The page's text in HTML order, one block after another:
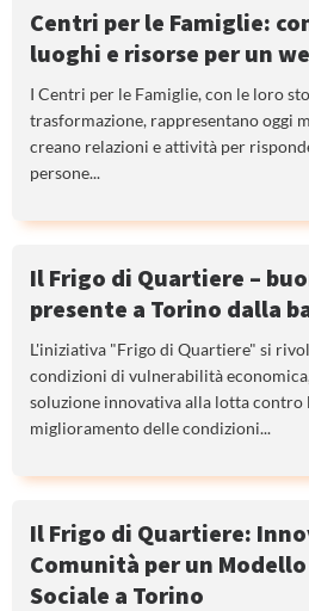
Centri per le Famiglie:
luoghi e risorse per un
I Centri per le Famiglie, con le loro
trasformazione, rappresentano oggi
creano relazioni e attività per
persone...
Il Frigo di Quartiere –
presente a Torino dalla
L'iniziativa "Frigo di Quartiere" si
condizioni di vulnerabilità
soluzione innovativa alla lotta contro
miglioramento delle condizioni...
Il Frigo di Quartiere:
Comunità per un
Sociale a Torino